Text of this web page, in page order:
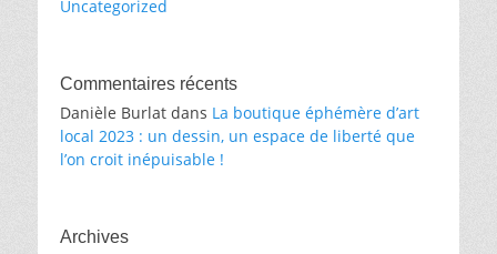
Uncategorized
Commentaires récents
Danièle Burlat dans La boutique éphémère d’art
local 2023 : un dessin, un espace de liberté que
l’on croit inépuisable !
Archives